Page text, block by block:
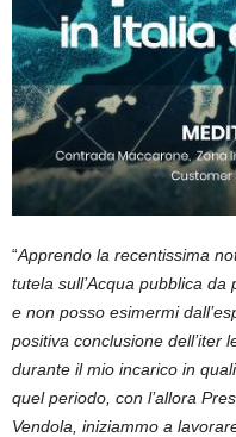
“Apprendo la recentissima
tutela sull’Acqua pubblica
e non posso esimermi
positiva conclusione dell’iter
durante il mio incarico in
quel periodo, con l’allora
Vendola, iniziammo a